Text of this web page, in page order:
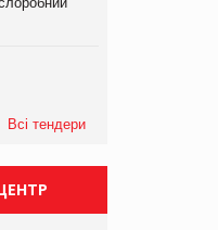
Рекламна платформа
трлн рекламних показів
Всі тендери